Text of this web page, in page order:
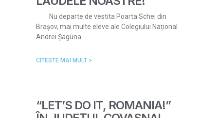
Nu departe de vestita Poarta Schei din
Brașov, mai multe eleve ale Colegiului Național
Andrei Șaguna
CITESTE MAI MULT >
“LET’S DO IT, ROMANIA!”